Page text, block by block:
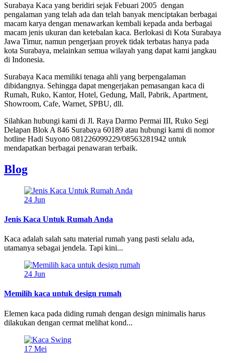
Surabaya Kaca yang beridiri sejak Febuari 2005 dengan
pengalaman yang telah ada dan telah banyak menciptakan berbagai
macam karya dengan menawarkan kembali kepada anda berbagai
macam jenis ukuran dan ketebalan kaca. Berlokasi di Kota Surabaya
Jawa Timur, namun pengerjaan proyek tidak terbatas hanya pada
kota Surabaya, melainkan semua wilayah yang dapat kami jangkau
di Indonesia.
Surabaya Kaca memiliki tenaga ahli yang berpengalaman
dibidangnya. Sehingga dapat mengerjakan pemasangan kaca di
Rumah, Ruko, Kantor, Hotel, Gedung, Mall, Pabrik, Apartment,
Showroom, Cafe, Warnet, SPBU, dll.
Silahkan hubungi kami di Jl. Raya Darmo Permai III, Ruko Segi
Delapan Blok A 846 Surabaya 60189 atau hubungi kami di nomor
hotline Hadi Suyono 081226099229/08563281942 untuk
mendapatkan berbagai penawaran terbaik.
Blog
24 Jun
Jenis Kaca Untuk Rumah Anda
Kaca adalah salah satu material rumah yang pasti selalu ada,
utamanya sebagai jendela. Tapi kini...
24 Jun
Memilih kaca untuk design rumah
Elemen kaca pada diding rumah dengan design minimalis harus
dilakukan dengan cermat melihat kond...
17 Mei